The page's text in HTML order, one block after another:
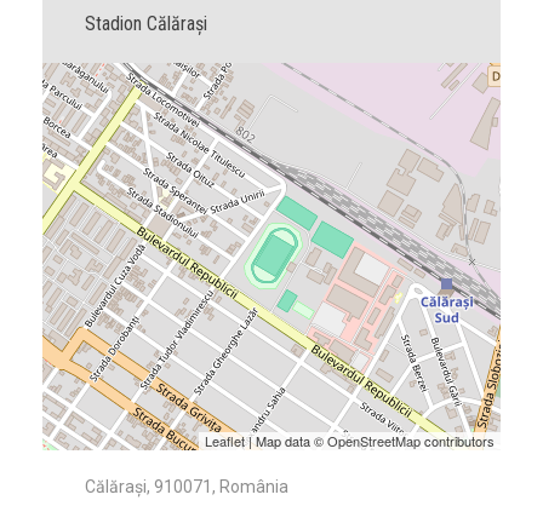
Stadion Călărași
Leaflet| Map data ©OpenStreetMapcontributors
Călărași, 910071, România